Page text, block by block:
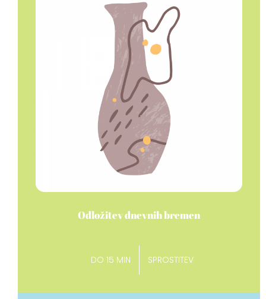
Odložitev dnevnih bremen
DO 15 MIN SPROSTITEV